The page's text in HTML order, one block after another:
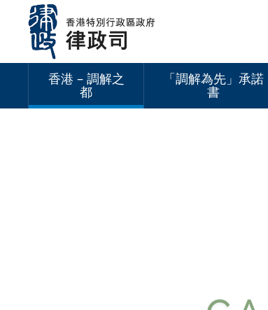
容
香港 – 調解之
都
「調解為先」承諾
書